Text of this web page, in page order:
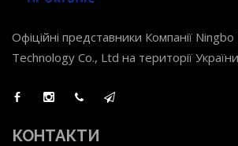
Офіційні представники Компанії
Technology Co., Ltd на території
КОНТАКТИ